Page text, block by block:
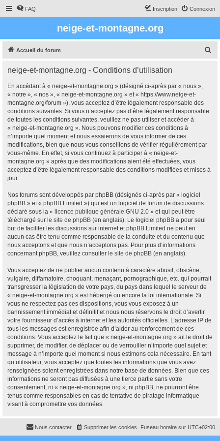
FAQ Connexion
Inscription
neige-et-montagne.org
Accueil du forum
neige-et-montagne.org - Conditions d’utilisation
En accédant à « neige-et-montagne.org » (désigné ci-après par « nous »,
« notre », « nos », « neige-et-montagne.org » et « https://www.neige-et-
montagne.org/forum »), vous acceptez d’être légalement responsable des
conditions suivantes. Si vous n’acceptez pas d’être légalement responsable
de toutes les conditions suivantes, veuillez ne pas utiliser et accéder à
« neige-et-montagne.org ». Nous pouvons modifier ces conditions à
n’importe quel moment et nous essaierons de vous informer de ces
modifications, bien que nous vous conseillons de vérifier régulièrement par
vous-même. En effet, si vous continuez à participer à « neige-et-
montagne.org » après que des modifications aient été effectuées, vous
acceptez d’être légalement responsable des conditions modifiées et mises à
jour.
Nos forums sont développés par phpBB (désignés ci-après par « logiciel
phpBB » et « phpBB Limited ») qui est un logiciel de forum de discussions
déclaré sous la « licence publique générale GNU 2.0 » et qui peut être
téléchargé sur le site de phpBB (en anglais). Le logiciel phpBB a pour seul
but de faciliter les discussions sur internet et phpBB Limited ne peut en
aucun cas être tenu comme responsable de la conduite et du contenu que
nous acceptons et que nous n’acceptons pas. Pour plus d’informations
concernant phpBB, veuillez consulter le site de phpBB (en anglais).
Vous acceptez de ne publier aucun contenu à caractère abusif, obscène,
vulgaire, diffamatoire, choquant, menaçant, pornographique, etc. qui pourrait
transgresser la législation de votre pays, du pays dans lequel le serveur de
« neige-et-montagne.org » est hébergé ou encore la loi internationale. Si
vous ne respectez pas ces dispositions, vous vous exposez à un
bannissement immédiat et définitif et nous nous réservons le droit d’avertir
votre fournisseur d’accès à internet et les autorités officielles. L’adresse IP de
tous les messages est enregistrée afin d’aider au renforcement de ces
conditions. Vous acceptez le fait que « neige-et-montagne.org » ait le droit de
supprimer, de modifier, de déplacer ou de verrouiller n’importe quel sujet et
message à n’importe quel moment si nous estimons cela nécessaire. En tant
qu’utilisateur, vous acceptez que toutes les informations que vous avez
renseignées soient enregistrées dans notre base de données. Bien que ces
informations ne seront pas diffusées à une tierce partie sans votre
consentement, ni « neige-et-montagne.org », ni phpBB, ne pourront être
tenus comme responsables en cas de tentative de piratage informatique
visant à compromettre vos données.
Fuseau horaire sur UTC+02:00
Supprimer les cookies
Nous contacter